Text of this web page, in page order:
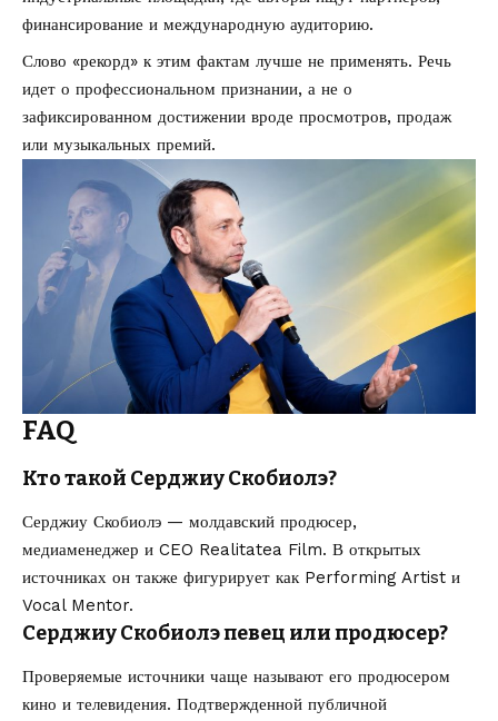
финансирование и международную аудиторию.
Слово «рекорд» к этим фактам лучше не применять. Речь
идет о профессиональном признании, а не о
зафиксированном достижении вроде просмотров, продаж
или музыкальных премий.
FAQ
Кто такой Серджиу Скобиолэ?
Серджиу Скобиолэ — молдавский продюсер,
медиаменеджер и CEO Realitatea Film. В открытых
источниках он также фигурирует как Performing Artist и
Vocal Mentor.
Серджиу Скобиолэ певец или продюсер?
Проверяемые источники чаще называют его продюсером
кино и телевидения. Подтвержденной публичной